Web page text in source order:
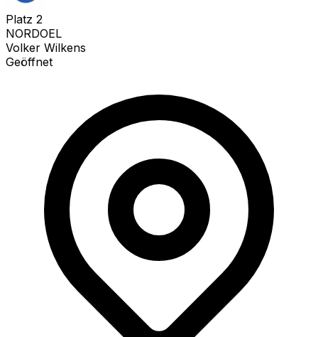
Platz 2
NORDOEL
Volker Wilkens
Geöffnet